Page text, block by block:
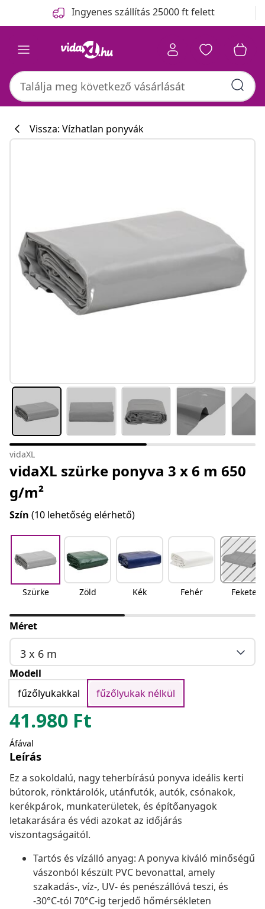
Ingyenes szállítás 25000 ft felett
Vissza: Vízhatlan ponyvák
vidaXL
vidaXL szürke ponyva 3 x 6 m 650
g/m²
Szín (10 lehetőség elérhető)
Szürke Zöld Kék Fehér Fekete
Méret
3 x 6 m
Modell
fűzőlyukakkal
fűzőlyukak nélkül
41.980 Ft
Áfával
Leírás
Ez a sokoldalú, nagy teherbírású ponyva ideális kerti
bútorok, rönktárolók, utánfutók, autók, csónakok,
kerékpárok, munkaterületek, és építőanyagok
letakarására és védi azokat az időjárás
viszontagságaitól.
Tartós és vízálló anyag: A ponyva kiváló minőségű
vászonból készült PVC bevonattal, amely
szakadás-, víz-, UV- és penészállóvá teszi, és
-30°C-tól 70°C-ig terjedő hőmérsékleten